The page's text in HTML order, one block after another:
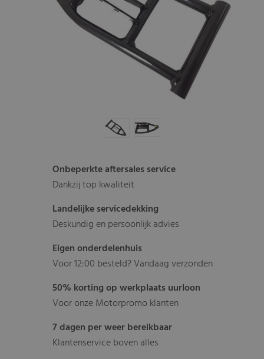
Onbeperkte aftersales service
Dankzij top kwaliteit
Landelijke servicedekking
Deskundig en persoonlijk advies
Eigen onderdelenhuis
Voor 12:00 besteld? Vandaag verzonden
50% korting op werkplaats uurloon
Voor onze Motorpromo klanten
7 dagen per weer bereikbaar
Klantenservice boven alles